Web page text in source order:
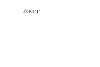
Zoom